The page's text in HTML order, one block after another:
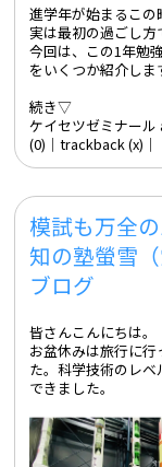
進学年が始まるこの
実は最初の過ごし方
今回は、この1年勉
をいくつか紹介しま
続き▽
ケイセツゼミナー
(0) │trackback (x)│
模試も万全
知の塾螢雪
ブログ
皆さんこんにちは。
お盆休みは旅行に
た。科学技術のレ
できました。